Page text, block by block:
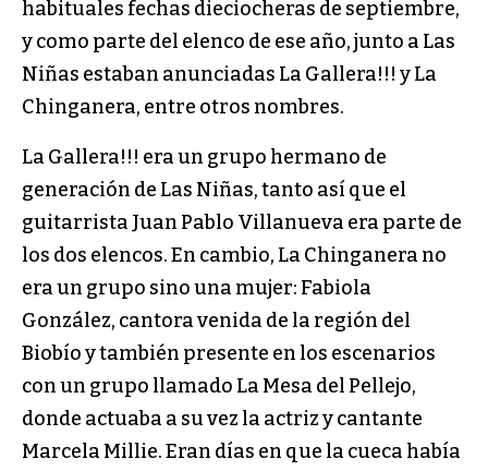
habituales fechas dieciocheras de septiembre,
y como parte del elenco de ese año, junto a Las
Niñas estaban anunciadas La Gallera!!! y La
Chinganera, entre otros nombres.
La Gallera!!! era un grupo hermano de
generación de Las Niñas, tanto así que el
guitarrista Juan Pablo Villanueva era parte de
los dos elencos. En cambio, La Chinganera no
era un grupo sino una mujer: Fabiola
González, cantora venida de la región del
Biobío y también presente en los escenarios
con un grupo llamado La Mesa del Pellejo,
donde actuaba a su vez la actriz y cantante
Marcela Millie. Eran días en que la cueca había